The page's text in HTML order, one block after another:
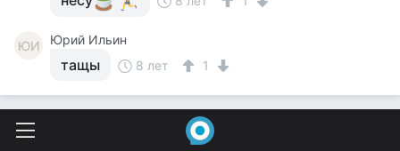
ЮИ Юрий Ильин
тащы 8 лет 1